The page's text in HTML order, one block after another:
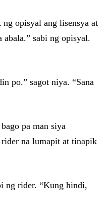
opisyal ang lisensya at
abala.” sabi ng opisyal.
po.” sagot niya. “Sana
pa man siya
na lumapit at tinapik
ng rider. “Kung hindi,